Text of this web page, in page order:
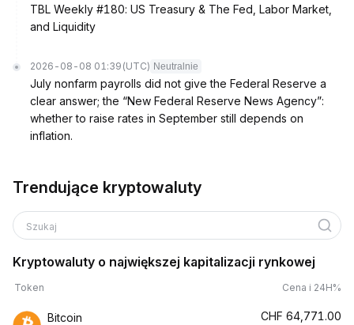
TBL Weekly #180: US Treasury & The Fed, Labor Market,
and Liquidity
2026-08-08 01:39 (UTC) Neutralnie
July nonfarm payrolls did not give the Federal Reserve a
clear answer; the “New Federal Reserve News Agency”:
whether to raise rates in September still depends on
inflation.
Trendujące kryptowaluty
Szukaj
Kryptowaluty o największej kapitalizacji rynkowej
Token Cena i 24H%
Bitcoin CHF 64,771.00